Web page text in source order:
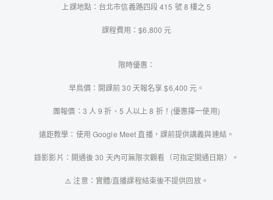
上課地點：台北市信義路四段 415 號 8 樓之 5
課程費用：$6,800 元
限時優惠：
早鳥價：開課前 30 天報名享 $6,400 元。
團報價：3 人 9 折、5 人以上 8 折！(優惠擇一使用)
遠距教學：使用 Google Meet 直播，課前提供講義與連結。
錄影影片：開通後 30 天內可無限次觀看（可指定開通日期）。
⚠️ 注意：實體/直播課程結束後不提供回放。